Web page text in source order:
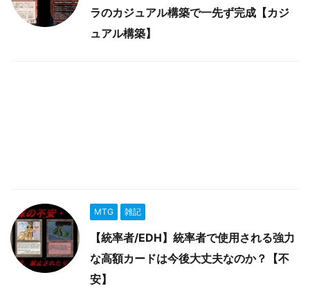
ラのカジュアル構築で一先ず完成【カジ
ュアル構築】
MTG 雑記
【統率者/EDH】統率者で使用される強力
な高額カードは今後大丈夫なのか？【不
安】